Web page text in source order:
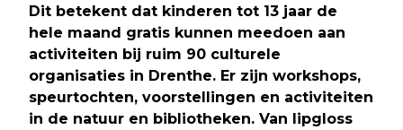
Dit betekent dat kinderen tot 13 jaar de
hele maand gratis kunnen meedoen aan
activiteiten bij ruim 90 culturele
organisaties in Drenthe. Er zijn workshops,
speurtochten, voorstellingen en activiteiten
in de natuur en bibliotheken. Van lipgloss